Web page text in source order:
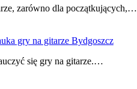
zarówno dla początkujących,…
gry na gitarze Bydgoszcz
się gry na gitarze.…